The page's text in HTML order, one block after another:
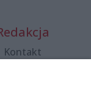
Kontakt